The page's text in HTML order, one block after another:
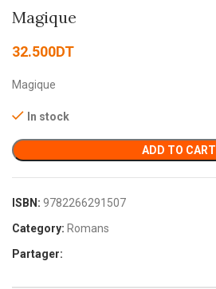
Magique
32.500DT
Magique
In stock
ADD TO CART
ISBN: 9782266291507
Category: Romans
Partager: